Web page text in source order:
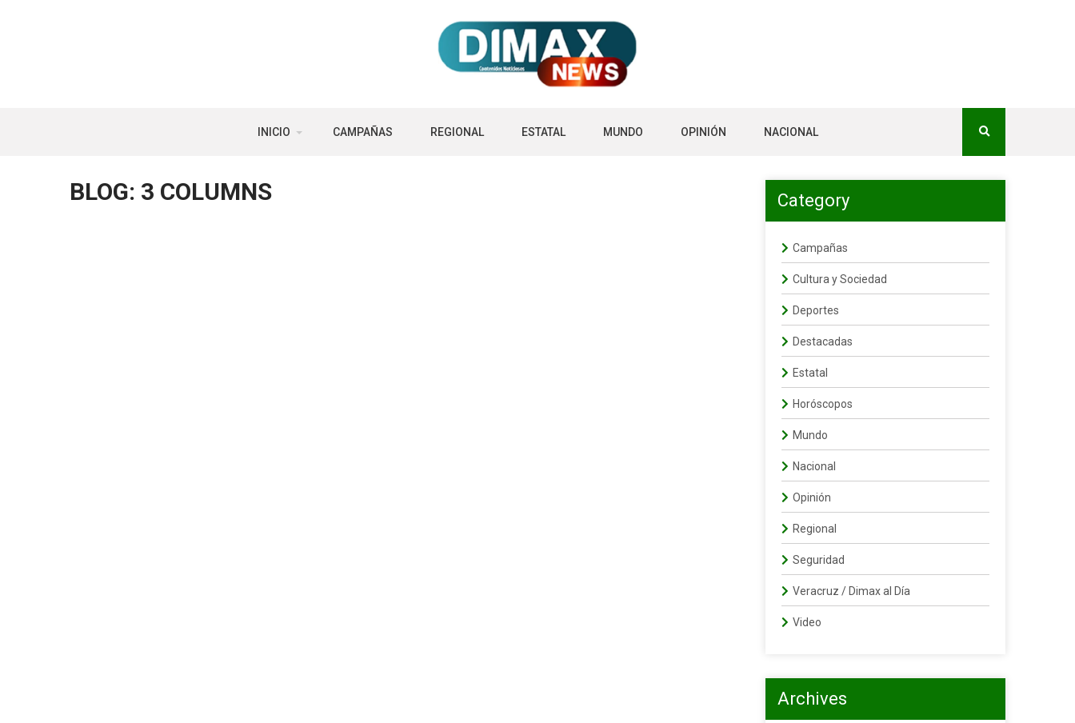
INICIO CAMPAÑAS REGIONAL ESTATAL MUNDO OPINIÓN NACIONAL
BLOG: 3 COLUMNS Category
Campañas
Cultura y Sociedad
Deportes
Destacadas
Estatal
Horóscopos
Mundo
Nacional
Opinión
Regional
Seguridad
Veracruz / Dimax al Día
Video
Archives